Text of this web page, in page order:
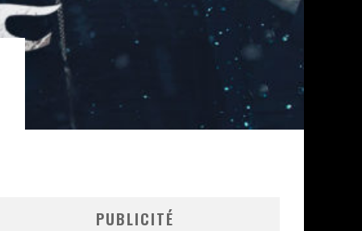
PUBLICITÉ